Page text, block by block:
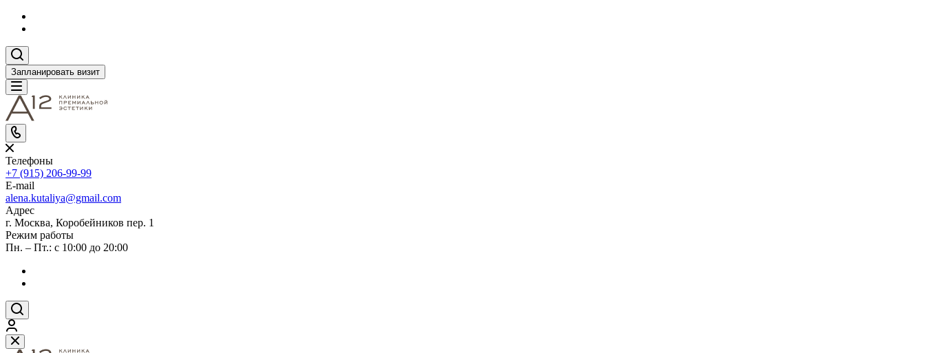
Запланировать визит
Телефоны
+7 (915) 206-99-99
E-mail
alena.kutaliya@gmail.com
Адрес
г. Москва, Коробейников пер. 1
Режим работы
Пн. – Пт.: с 10:00 до 20:00